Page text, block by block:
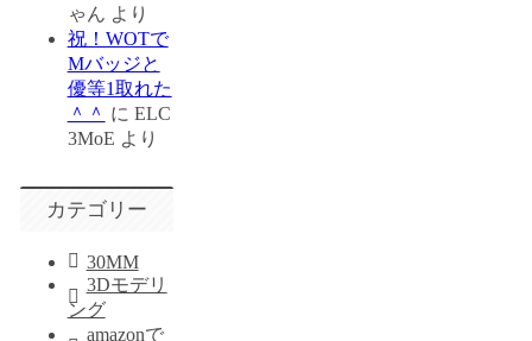
ゃん より
祝！WOTで
Mバッジと
優等1取れた
＾＾ に ELC
3MoE より
カテゴリー
30MM
3Dモデリ
ング
amazonで